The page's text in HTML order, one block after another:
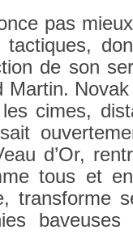
pas
de son
Mar­tin.
cimes,
d’Or,
tous et
trans­for­me